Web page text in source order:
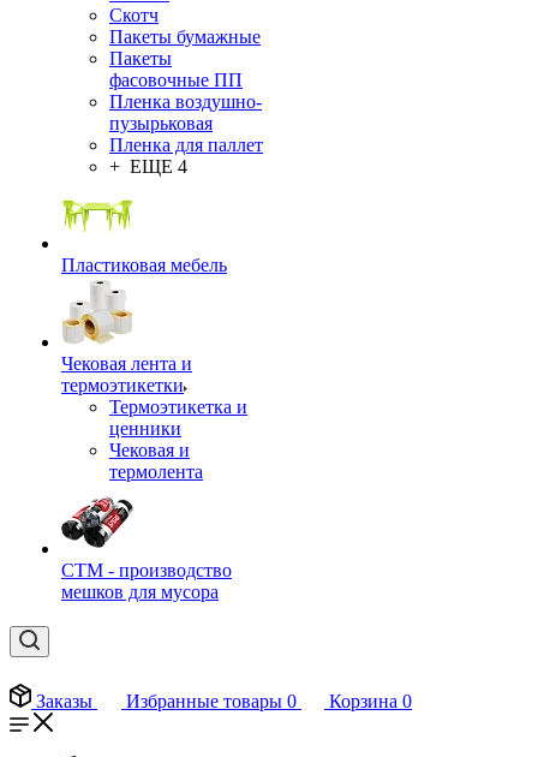
Скотч
Пакеты бумажные
Пакеты
фасовочные ПП
Пленка воздушно-
пузырьковая
Пленка для паллет
+ ЕЩЕ 4
Пластиковая мебель
Чековая лента и
термоэтикетки
Термоэтикетка и
ценники
Чековая и
термолента
СТМ - производство
мешков для мусора
Заказы Избранные товары 0 Корзина 0